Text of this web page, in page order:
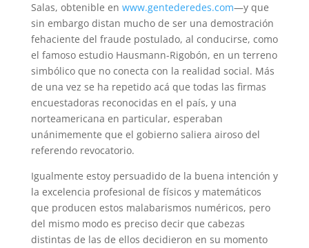
Salas, obtenible en www.gentederedes.com—y que
sin embargo distan mucho de ser una demostración
fehaciente del fraude postulado, al conducirse, como
el famoso estudio Hausmann-Rigobón, en un terreno
simbólico que no conecta con la realidad social. Más
de una vez se ha repetido acá que todas las firmas
encuestadoras reconocidas en el país, y una
norteamericana en particular, esperaban
unánimemente que el gobierno saliera airoso del
referendo revocatorio.
Igualmente estoy persuadido de la buena intención y
la excelencia profesional de físicos y matemáticos
que producen estos malabarismos numéricos, pero
del mismo modo es preciso decir que cabezas
distintas de las de ellos decidieron en su momento